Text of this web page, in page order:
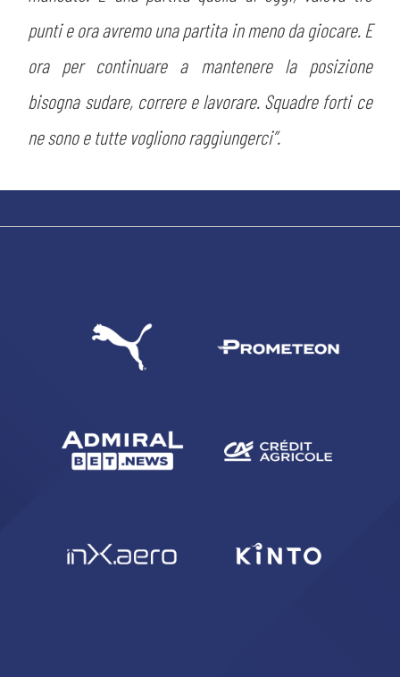
CERCA
punti e ora avremo una partita in meno da giocare. E
ora per continuare a mantenere la posizione
bisogna sudare, correre e lavorare. Squadre forti ce
ne sono e tutte vogliono raggiungerci”.
abilitato